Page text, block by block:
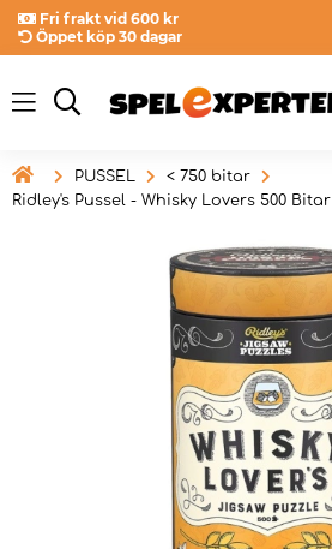
Fri frakt vid 600 kr
Öppet köp 30 dagar
 PUSSEL
< 750 bitar
Ridley's Pussel - Whisky Lovers 500 Bitar